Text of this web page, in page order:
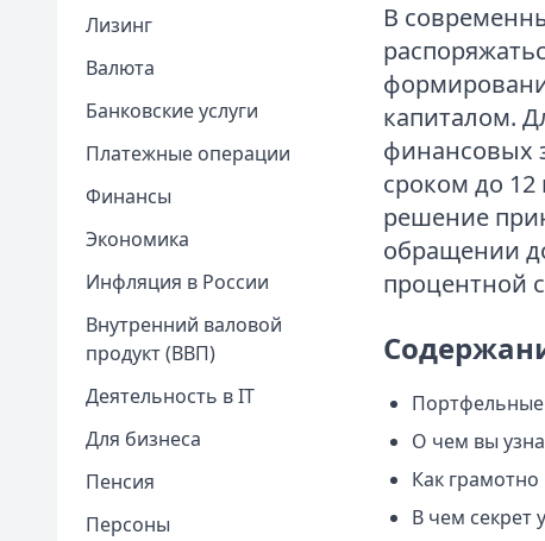
Лизинг
Валюта
Банковские услуги
Платежные операции
Финансы
Экономика
Инфляция в России
Внутренний валовой
продукт (ВВП)
Деятельность в IT
Для бизнеса
Пенсия
Персоны
В
капиталом.
финансовых
сроком до
решение
обращении
процентной
Портфельные
О чем вы
Как
В чем секрет